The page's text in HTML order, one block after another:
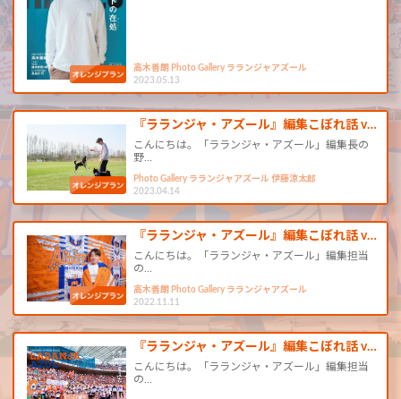
高木善朗 Photo Gallery ラランジャアズール
2023.05.13
『ラランジャ・アズール』編集こぼれ話 v…
こんにちは。「ラランジャ・アズール」編集長の
野…
Photo Gallery ラランジャアズール 伊藤涼太郎
2023.04.14
『ラランジャ・アズール』編集こぼれ話 v…
こんにちは。「ラランジャ・アズール」編集担当
の…
高木善朗 Photo Gallery ラランジャアズール
2022.11.11
『ラランジャ・アズール』編集こぼれ話 v…
こんにちは。「ラランジャ・アズール」編集担当
の…